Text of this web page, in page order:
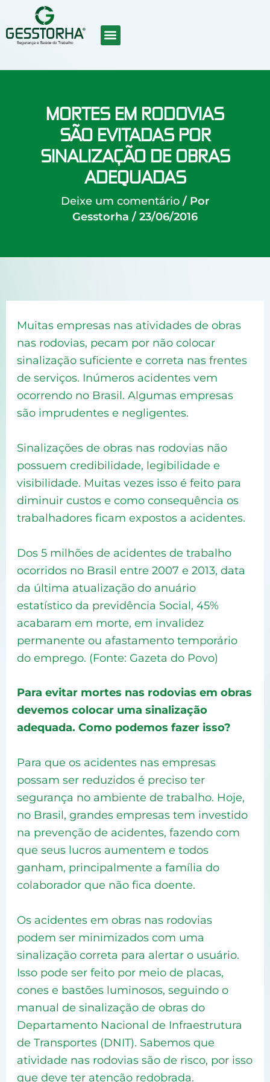
para
MORTES EM RODOVIAS
SÃO EVITADAS POR
SINALIZAÇÃO DE OBRAS
ADEQUADAS
Deixe um comentário / Por
Gesstorha / 23/06/2016
Muitas empresas nas atividades de obras
nas rodovias, pecam por não colocar
sinalização suficiente e correta nas frentes
de serviços. Inúmeros acidentes vem
ocorrendo no Brasil. Algumas empresas
são imprudentes e negligentes.
Sinalizações de obras nas rodovias não
possuem credibilidade, legibilidade e
visibilidade. Muitas vezes isso é feito para
diminuir custos e como consequência os
trabalhadores ficam expostos a acidentes.
Dos 5 milhões de acidentes de trabalho
ocorridos no Brasil entre 2007 e 2013, data
da última atualização do anuário
estatístico da previdência Social, 45%
acabaram em morte, em invalidez
permanente ou afastamento temporário
do emprego. (Fonte: Gazeta do Povo)
Para evitar mortes nas rodovias em obras
devemos colocar uma sinalização
adequada. Como podemos fazer isso?
Para que os acidentes nas empresas
possam ser reduzidos é preciso ter
segurança no ambiente de trabalho. Hoje,
no Brasil, grandes empresas tem investido
na prevenção de acidentes, fazendo com
que seus lucros aumentem e todos
ganham, principalmente a família do
colaborador que não fica doente.
Os acidentes em obras nas rodovias
podem ser minimizados com uma
sinalização correta para alertar o usuário.
Isso pode ser feito por meio de placas,
cones e bastões luminosos, seguindo o
manual de sinalização de obras do
Departamento Nacional de Infraestrutura
de Transportes (DNIT). Sabemos que
atividade nas rodovias são de risco, por isso
que deve ter atenção redobrada.